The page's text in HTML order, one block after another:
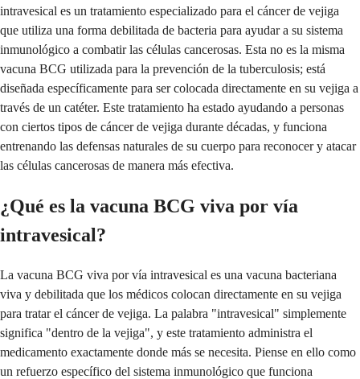
intravesical es un tratamiento especializado para el cáncer de vejiga
que utiliza una forma debilitada de bacteria para ayudar a su sistema
inmunológico a combatir las células cancerosas. Esta no es la misma
vacuna BCG utilizada para la prevención de la tuberculosis; está
diseñada específicamente para ser colocada directamente en su vejiga a
través de un catéter. Este tratamiento ha estado ayudando a personas
con ciertos tipos de cáncer de vejiga durante décadas, y funciona
entrenando las defensas naturales de su cuerpo para reconocer y atacar
las células cancerosas de manera más efectiva.
¿Qué es la vacuna BCG viva por vía
intravesical?
La vacuna BCG viva por vía intravesical es una vacuna bacteriana
viva y debilitada que los médicos colocan directamente en su vejiga
para tratar el cáncer de vejiga. La palabra "intravesical" simplemente
significa "dentro de la vejiga", y este tratamiento administra el
medicamento exactamente donde más se necesita. Piense en ello como
un refuerzo específico del sistema inmunológico que funciona